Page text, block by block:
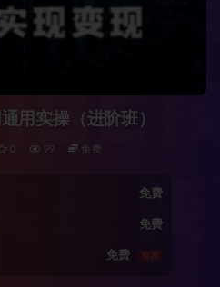
用实操（进阶班）
0 99 免费
免费
免费
免费 推荐